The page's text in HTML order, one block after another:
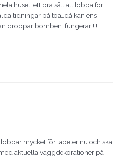
huset, ett bra sätt att lobba för
tidningar på toa…då kan ens
droppar bomben…fungerar!!!!
mycket för tapeter nu och ska
aktuella väggdekorationer på